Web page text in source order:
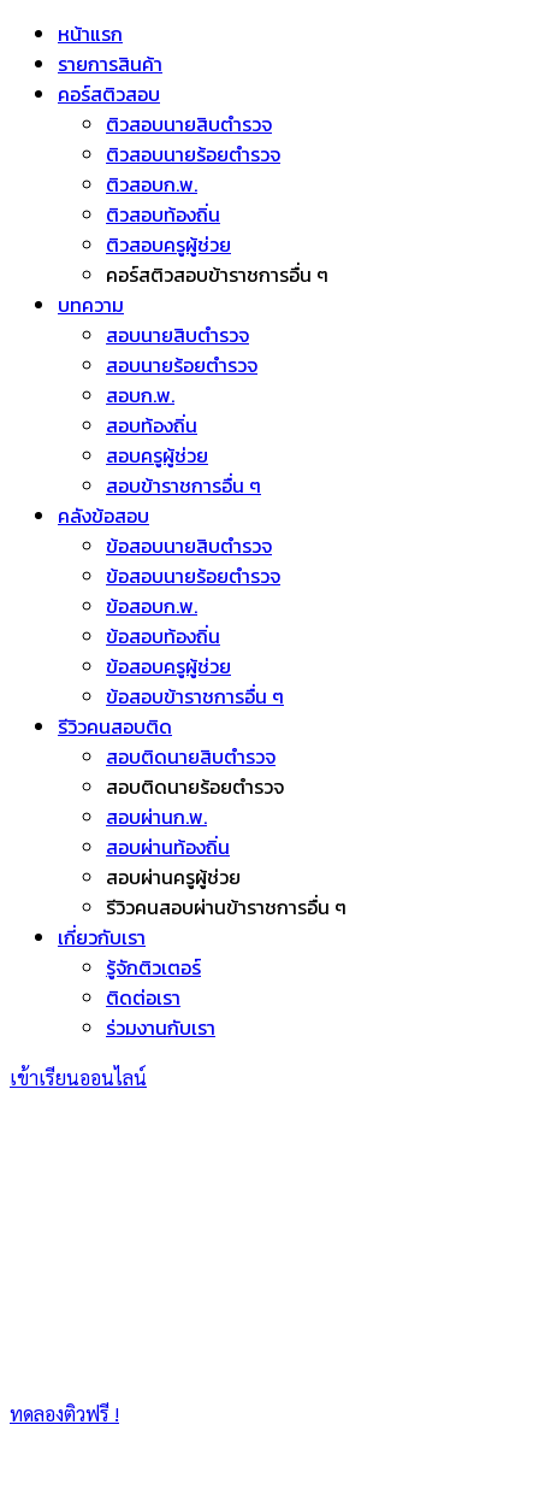
หน้าแรก
รายการสินค้า
คอร์สติวสอบ
ติวสอบนายสิบตำรวจ
ติวสอบนายร้อยตำรวจ
ติวสอบก.พ.
ติวสอบท้องถิ่น
ติวสอบครูผู้ช่วย
คอร์สติวสอบข้าราชการอื่น ๆ
บทความ
สอบนายสิบตำรวจ
สอบนายร้อยตำรวจ
สอบก.พ.
สอบท้องถิ่น
สอบครูผู้ช่วย
สอบข้าราชการอื่น ๆ
คลังข้อสอบ
ข้อสอบนายสิบตำรวจ
ข้อสอบนายร้อยตำรวจ
ข้อสอบก.พ.
ข้อสอบท้องถิ่น
ข้อสอบครูผู้ช่วย
ข้อสอบข้าราชการอื่น ๆ
รีวิวคนสอบติด
สอบติดนายสิบตำรวจ
สอบติดนายร้อยตำรวจ
สอบผ่านก.พ.
สอบผ่านท้องถิ่น
สอบผ่านครูผู้ช่วย
รีวิวคนสอบผ่านข้าราชการอื่น ๆ
เกี่ยวกับเรา
รู้จักติวเตอร์
ติดต่อเรา
ร่วมงานกับเรา
เข้าเรียนออนไลน์
ทดลองติวฟรี !